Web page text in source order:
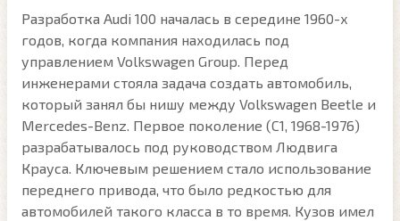
Разработка Audi 100 началась в середине 1960-х
годов, когда компания находилась под
управлением Volkswagen Group. Перед
инженерами стояла задача создать автомобиль,
который занял бы нишу между Volkswagen Beetle и
Mercedes-Benz. Первое поколение (C1, 1968-1976)
разрабатывалось под руководством Людвига
Крауса. Ключевым решением стало использование
переднего привода, что было редкостью для
автомобилей такого класса в то время. Кузов имел